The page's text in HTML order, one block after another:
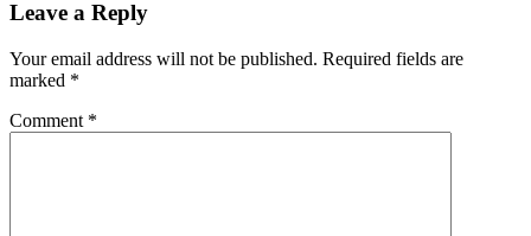
York
Leave a Reply
Your email address will not be published. Required fields are
marked *
Comment *